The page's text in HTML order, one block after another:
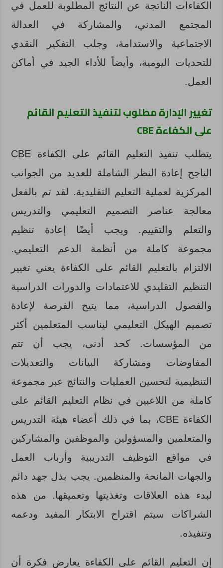
الكفاءات الناتجة عن النتائج المطلوبة للعمل في
المجتمع المدني، والمشاركة في العدالة
الاجتماعية والاستدامة، وجلب التفكير النقدي
للتحديات اليومية، وأيضاً للأداء الجيد في أماكن
العمل.
تغيير الإدارة مطلوب لتنفيذ التعليم القائم
على الكفاءةCBE
يتطلب تنفيذ التعليم القائم على الكفاءة CBE
الناجح إعادة النظر الشاملة للعديد من الجوانب
المركزية لعملية التعليم التقليدية. لقد تم بالفعل
معالجة عناصر التصميم التعليمي والتدريس
والتعلم والتقييم. ويجب أيضًا إعادة تنظيم
مجموعة كاملة من أنظمة الدعم التعليمي.
الالتزام بالتعليم القائم على الكفاءة يعني تغيير
التنظيم التقليدي للاعتمادات والدورات الدراسية
والفصول الدراسية، مما يتيح الفرصة لإعادة
تصميم الهيكل التعليمي ليناسب المتعلمين أكثر
من المؤسسات. كحد أدنى، يجب أن تتم
المفاوضات ومشاركة البيانات والتعديلات
التنظيمية لتحسين العمليات والنتائج عبر مجموعة
كاملة من اللاعبين في نظام التعليم القائم على
الكفاءة CBE، بما في ذلك أعضاء هيئة التدريس
والمتعلمين والمسؤولين والموظفين والمشاركين
في مواقع التوظيف التدريبية وأرباب العمل
والجهات المانحة والمنظمين. يجب بذل جهد دائم
لبدء هذه العلاقات وتغذيتها وتعميقها. من هذه
الشراكات سيتم اقتراح الابتكار المفيد ودعمه
وتنفيذه.
إن التعليم القائم على الكفاءة يعارض فكرة أن